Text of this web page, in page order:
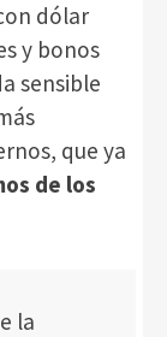
dólar
y bonos
sensible
que ya
de los
la